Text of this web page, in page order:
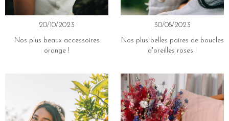
20/10/2023
Nos plus beaux accessoires
orange !
30/08/2023
Nos plus belles paires de boucles
d'oreilles roses !